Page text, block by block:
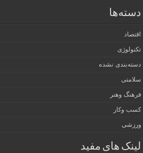
دسته‌ها
اقتصاد
تکنولوژی
دسته‌بندی نشده
سلامتی
فرهنگ وهنر
کسب وکار
ورزشی
لینک های مفید